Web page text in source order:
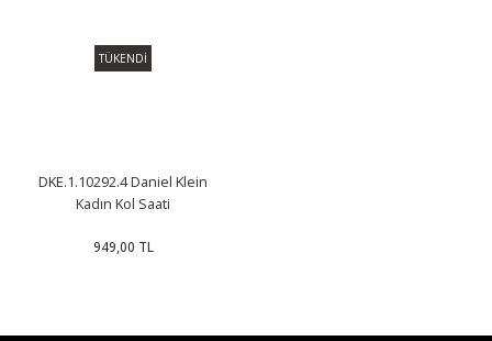
TÜKENDİ
DKE.1.10292.4 Daniel Klein
Kadın Kol Saati
949,00 TL